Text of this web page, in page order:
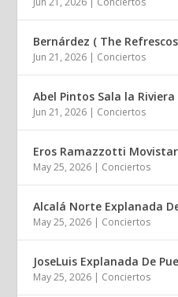
Bernárdez ( The
Jun 21, 2026 | Conciertos
Abel Pintos Sala la Riviera
Jun 21, 2026 | Conciertos
Eros Ramazzotti
May 25, 2026 | Conciertos
Alcalá Norte Explanada
May 25, 2026 | Conciertos
JoseLuis Explanada De
May 25, 2026 | Conciertos